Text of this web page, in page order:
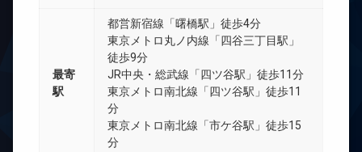
最寄
駅
都営新宿線「曙橋駅」徒歩4分
東京メトロ丸ノ内線「四谷三丁目駅」
徒歩9分
JR中央・総武線「四ツ谷駅」徒歩11分
東京メトロ南北線「四ツ谷駅」徒歩11
分
東京メトロ南北線「市ケ谷駅」徒歩15
分